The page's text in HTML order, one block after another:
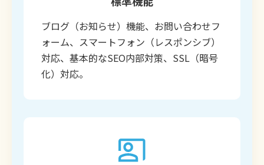
ブログ（お知らせ）機能、お問い合わせフ
ォーム、スマートフォン（レスポンシブ）
対応、基本的なSEO内部対策、SSL（暗号
化）対応。